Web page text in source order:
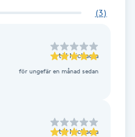
(3)
till Michaela
för ungefär en månad sedan
till Michaela